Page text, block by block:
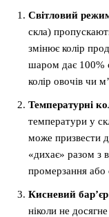
Світловий
скла)
змінює колір
шаром дає 100%
колір овочів чи
Температурні
температури у
може призвести
«дихає» разом з
промерзання або
Кисневий
ніколи не